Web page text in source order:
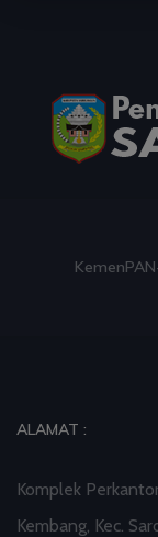
ALAMAT :
Komplek
Kembang, Kec.